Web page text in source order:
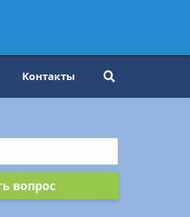
Контакты
вопрос